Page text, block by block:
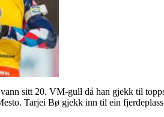
sitt 20. VM-gull då han gjekk til
Tarjei Bø gjekk inn til ein